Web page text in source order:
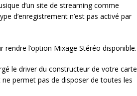
d’un site de streaming comme
d’enregistrement n’est pas activé par
l’option Mixage Stéréo disponible.
le driver du constructeur de votre carte
permet pas de disposer de toutes les